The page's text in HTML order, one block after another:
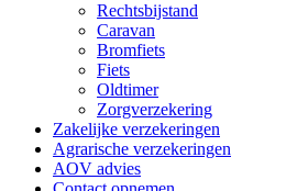
Rechtsbijstand
Caravan
Bromfiets
Fiets
Oldtimer
Zorgverzekering
Zakelijke verzekeringen
Agrarische verzekeringen
AOV advies